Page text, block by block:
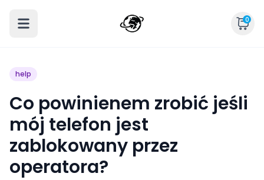
0
help
Co powinienem zrobić jeśli
mój telefon jest
zablokowany przez
operatora?